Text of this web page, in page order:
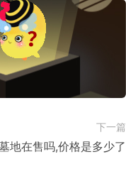
下一篇
地在售吗,价格是多少了